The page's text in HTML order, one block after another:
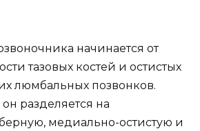
начинается от
тазовых костей и остистых
люмбальных позвонков.
разделяется на
медиально-остистую и